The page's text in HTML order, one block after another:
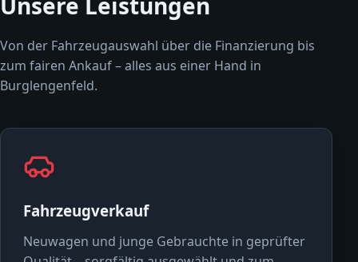
Von der Fahrzeugauswahl über die Finanzierung bis
zum fairen Ankauf – alles aus einer Hand in
Burglengenfeld.
Fahrzeugverkauf
Neuwagen und junge Gebrauchte in geprüfter